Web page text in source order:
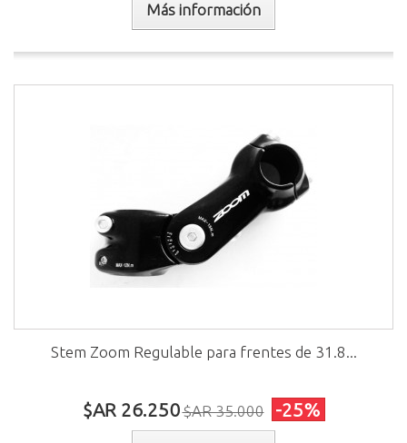
Más información
Stem Zoom Regulable para frentes de 31.8...
$AR 26.250$AR 35.000 -25%